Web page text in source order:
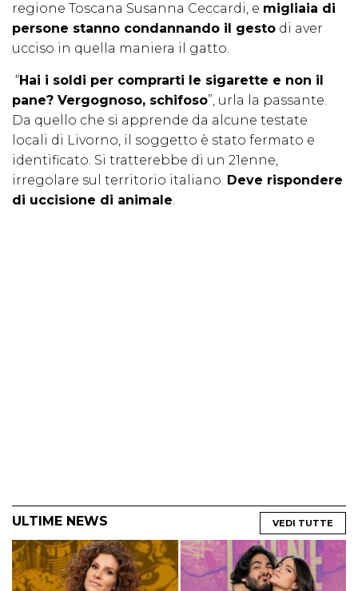
regione Toscana Susanna Ceccardi, e migliaia di
persone stanno condannando il gesto di aver
ucciso in quella maniera il gatto.
“Hai i soldi per comprarti le sigarette e non il
pane? Vergognoso, schifoso”, urla la passante.
Da quello che si apprende da alcune testate
locali di Livorno, il soggetto è stato fermato e
identificato. Si tratterebbe di un 21enne,
irregolare sul territorio italiano. Deve rispondere
di uccisione di animale.
ULTIME NEWS VEDI TUTTE